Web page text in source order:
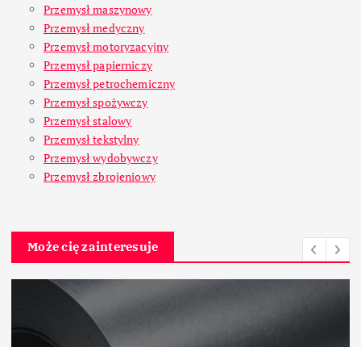
Przemysł maszynowy
Przemysł medyczny
Przemysł motoryzacyjny
Przemysł papierniczy
Przemysł petrochemiczny
Przemysł spożywczy
Przemysł stalowy
Przemysł tekstylny
Przemysł wydobywczy
Przemysł zbrojeniowy
Może cię zainteresuje